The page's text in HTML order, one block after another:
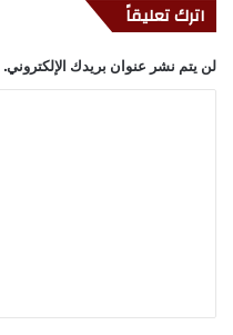
اترك تعليقاً
لن يتم نشر عنوان بريدك الإلكتروني.